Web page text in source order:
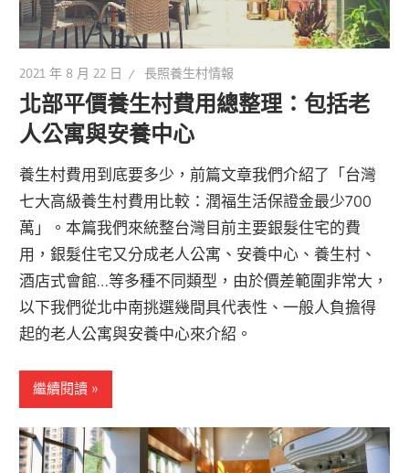
2021 年 8 月 22 日 長照養生村情報
北部平價養生村費用總整理：包括老
人公寓與安養中心
養生村費用到底要多少，前篇文章我們介紹了「台灣
七大高級養生村費用比較：潤福生活保證金最少700
萬」。本篇我們來統整台灣目前主要銀髮住宅的費
用，銀髮住宅又分成老人公寓、安養中心、養生村、
酒店式會館…等多種不同類型，由於價差範圍非常大，
以下我們從北中南挑選幾間具代表性、一般人負擔得
起的老人公寓與安養中心來介紹。
繼續閱讀